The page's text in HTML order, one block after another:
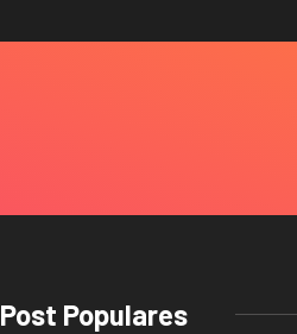
Post Populares